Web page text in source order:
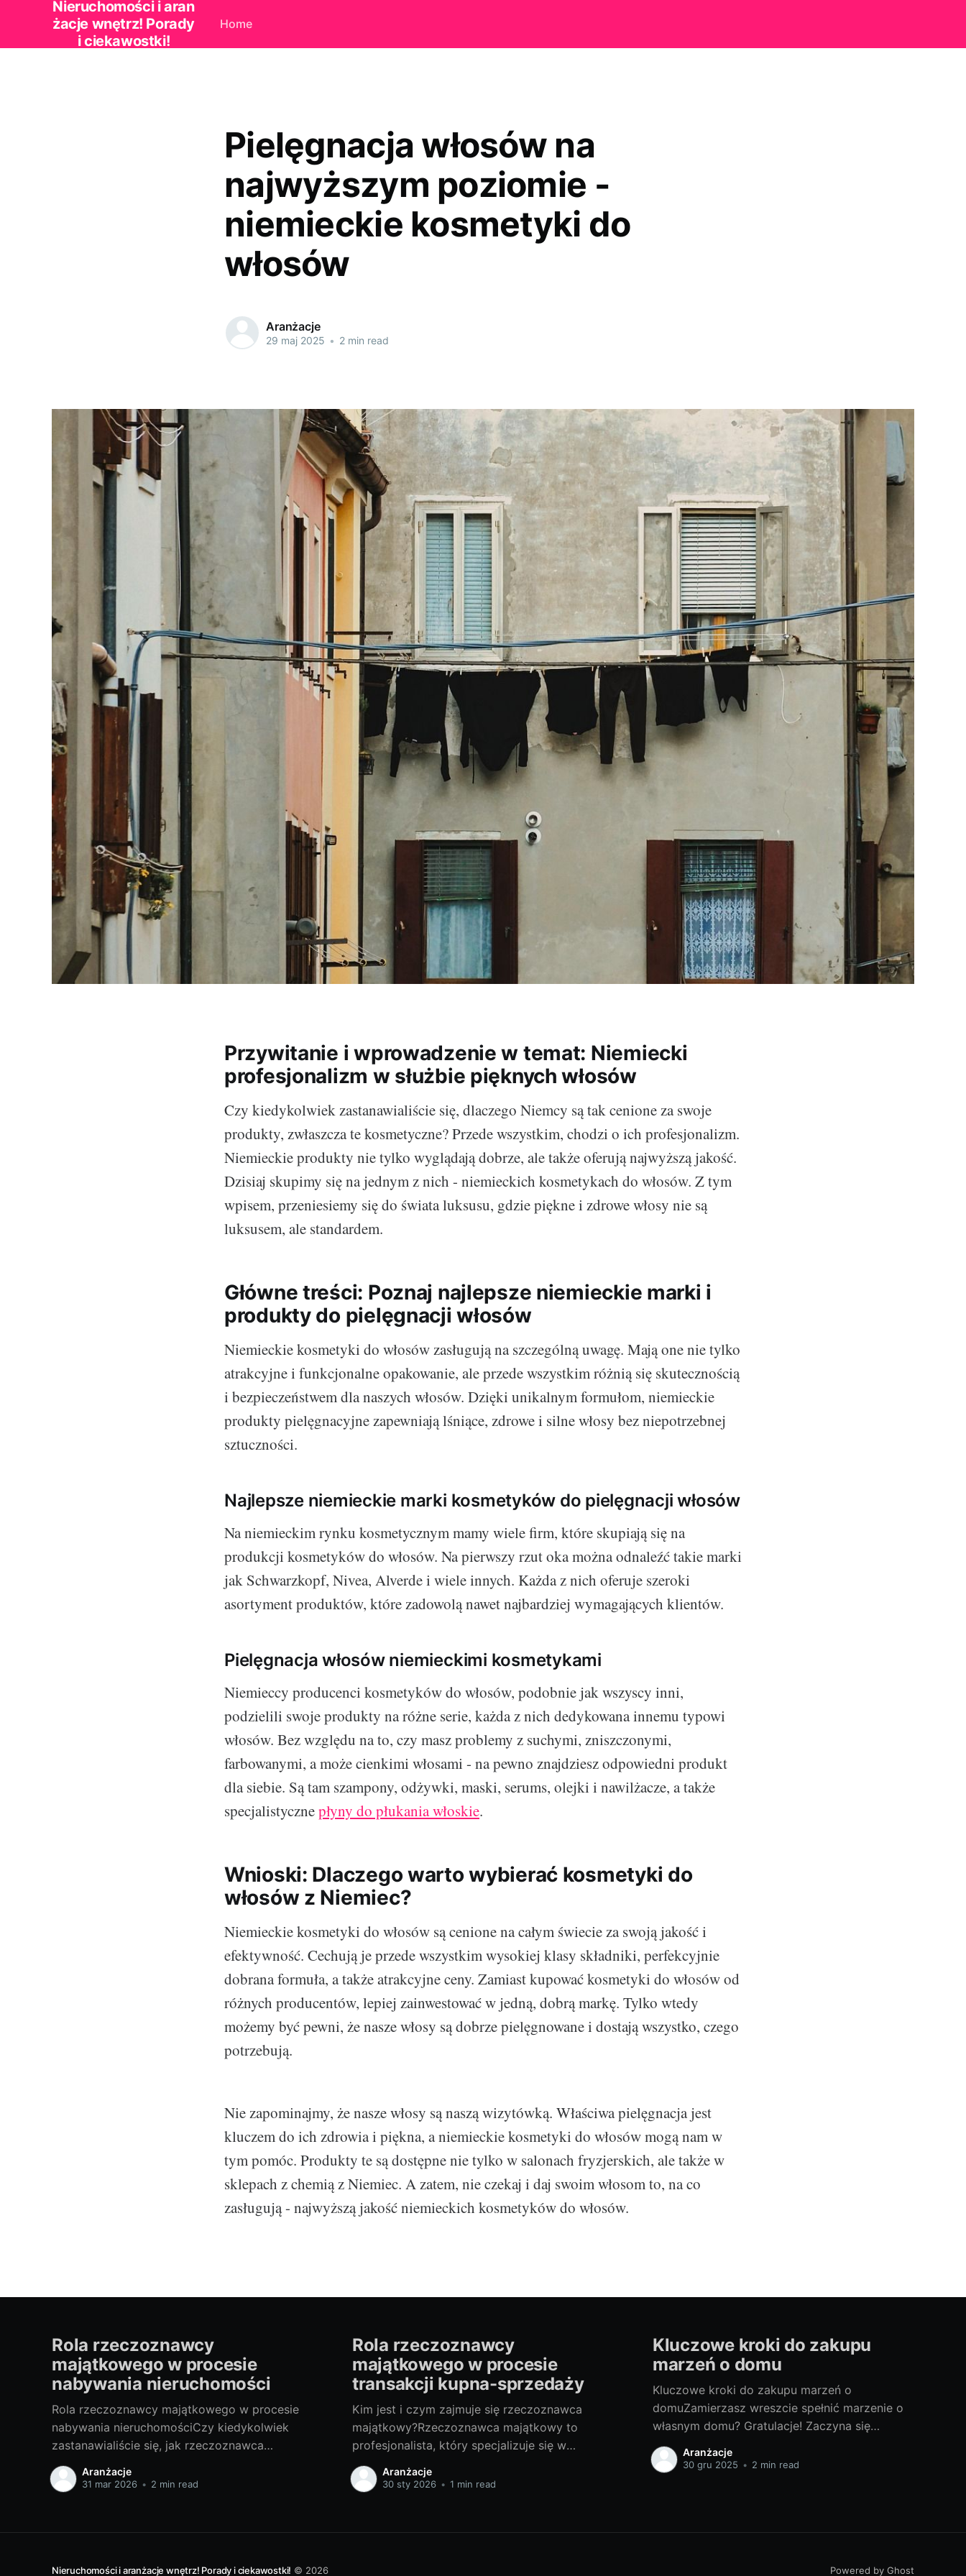
Nieruchomości i aran
żacje wnętrz! Porady
i ciekawostki!
Home
Pielęgnacja włosów na
najwyższym poziomie -
niemieckie kosmetyki do
włosów
Aranżacje
29 maj 2025 • 2 min read
Przywitanie i wprowadzenie w temat: Niemiecki
profesjonalizm w służbie pięknych włosów
Czy kiedykolwiek zastanawialiście się, dlaczego Niemcy są tak cenione za swoje
produkty, zwłaszcza te kosmetyczne? Przede wszystkim, chodzi o ich profesjonalizm.
Niemieckie produkty nie tylko wyglądają dobrze, ale także oferują najwyższą jakość.
Dzisiaj skupimy się na jednym z nich - niemieckich kosmetykach do włosów. Z tym
wpisem, przeniesiemy się do świata luksusu, gdzie piękne i zdrowe włosy nie są
luksusem, ale standardem.
Główne treści: Poznaj najlepsze niemieckie marki i
produkty do pielęgnacji włosów
Niemieckie kosmetyki do włosów zasługują na szczególną uwagę. Mają one nie tylko
atrakcyjne i funkcjonalne opakowanie, ale przede wszystkim różnią się skutecznością
i bezpieczeństwem dla naszych włosów. Dzięki unikalnym formułom, niemieckie
produkty pielęgnacyjne zapewniają lśniące, zdrowe i silne włosy bez niepotrzebnej
sztuczności.
Najlepsze niemieckie marki kosmetyków do pielęgnacji włosów
Na niemieckim rynku kosmetycznym mamy wiele firm, które skupiają się na
produkcji kosmetyków do włosów. Na pierwszy rzut oka można odnaleźć takie marki
jak Schwarzkopf, Nivea, Alverde i wiele innych. Każda z nich oferuje szeroki
asortyment produktów, które zadowolą nawet najbardziej wymagających klientów.
Pielęgnacja włosów niemieckimi kosmetykami
Niemieccy producenci kosmetyków do włosów, podobnie jak wszyscy inni,
podzielili swoje produkty na różne serie, każda z nich dedykowana innemu typowi
włosów. Bez względu na to, czy masz problemy z suchymi, zniszczonymi,
farbowanymi, a może cienkimi włosami - na pewno znajdziesz odpowiedni produkt
dla siebie. Są tam szampony, odżywki, maski, serums, olejki i nawilżacze, a także
specjalistycznepłyny do płukania włoskie.
Wnioski: Dlaczego warto wybierać kosmetyki do
włosów z Niemiec?
Niemieckie kosmetyki do włosów są cenione na całym świecie za swoją jakość i
efektywność. Cechują je przede wszystkim wysokiej klasy składniki, perfekcyjnie
dobrana formuła, a także atrakcyjne ceny. Zamiast kupować kosmetyki do włosów od
różnych producentów, lepiej zainwestować w jedną, dobrą markę. Tylko wtedy
możemy być pewni, że nasze włosy są dobrze pielęgnowane i dostają wszystko, czego
potrzebują.
Nie zapominajmy, że nasze włosy są naszą wizytówką. Właściwa pielęgnacja jest
kluczem do ich zdrowia i piękna, a niemieckie kosmetyki do włosów mogą nam w
tym pomóc. Produkty te są dostępne nie tylko w salonach fryzjerskich, ale także w
sklepach z chemią z Niemiec. A zatem, nie czekaj i daj swoim włosom to, na co
zasługują - najwyższą jakość niemieckich kosmetyków do włosów.
Rola rzeczoznawcy
majątkowego w procesie
nabywania nieruchomości
Rola rzeczoznawcy majątkowego w procesie
nabywania nieruchomościCzy kiedykolwiek
zastanawialiście się, jak rzeczoznawca
majątkowy wpływa na proces nabywania
nieruchomości? Czy warto skorzystać z jego
Wam tajniki tej profesji. I. Poznajemy tajniki
jest rzeczoznawca majątkowy i
Aranżacje
31 mar 2026 • 2 min read
Rola rzeczoznawcy
majątkowego w procesie
transakcji kupna-sprzedaży
Kim jest i czym zajmuje się rzeczoznawca
majątkowy?Rzeczoznawca majątkowy to
profesjonalista, który specjalizuje się w
szacowaniu wartości nieruchomości, takich jak
domy, mieszkania, grunt czy też praw do nich.
dokładnie ocenić stan techniczny
Aranżacje
30 sty 2026 • 1 min read
Kluczowe kroki do zakupu
marzeń o domu
Kluczowe kroki do zakupu marzeń o
domuZamierzasz wreszcie spełnić marzenie o
własnym domu? Gratulacje! Zaczyna się
prawdziwa przygoda. Przygotowaliśmy dla
Ciebie przewodnik, który pomoże Ci
nieruchomości? Co zrobić po zakupie? Na te
Aranżacje
30 gru 2025 • 2 min read
Nieruchomości i aranżacje wnętrz! Porady i ciekawostki! © 2026 Powered by Ghost